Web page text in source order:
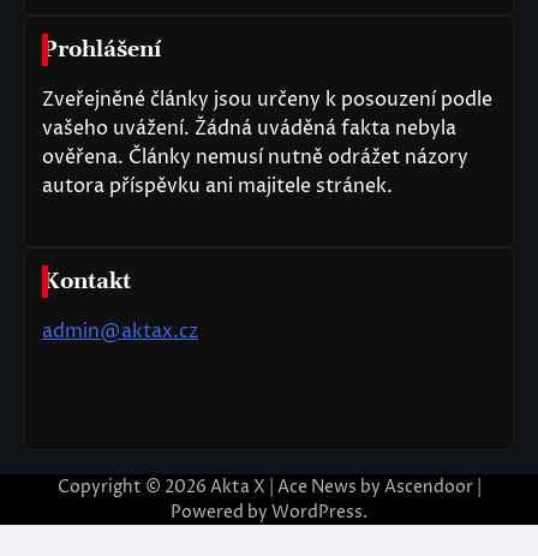
Prohlášení
Zveřejněné články jsou určeny k posouzení podle
vašeho uvážení. Žádná uváděná fakta nebyla
ověřena. Články nemusí nutně odrážet názory
autora příspěvku ani majitele stránek.
Kontakt
admin@aktax.cz
Copyright © 2026 Akta X | Ace News by Ascendoor|
Powered by WordPress.